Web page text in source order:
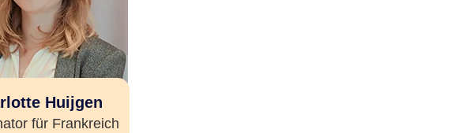
Huijgen
für Frankreich